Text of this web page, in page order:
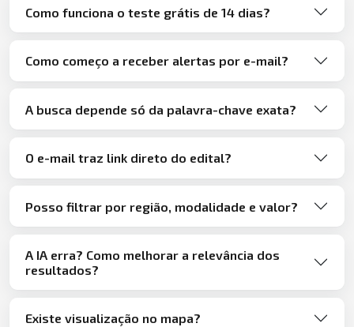
Como funciona o teste grátis de 14 dias?
Como começo a receber alertas por e-mail?
A busca depende só da palavra-chave exata?
O e-mail traz link direto do edital?
Posso filtrar por região, modalidade e valor?
A IA erra? Como melhorar a relevância dos
resultados?
Existe visualização no mapa?